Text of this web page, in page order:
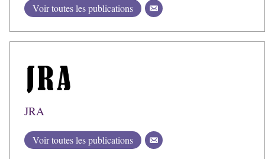
Voir toutes les publications
JRA
Voir toutes les publications